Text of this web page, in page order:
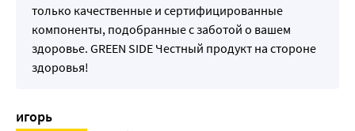
только качественные и сертифицированные
компоненты, подобранные с заботой о вашем
здоровье. GREEN SIDE Честный продукт на стороне
здоровья!
игорь